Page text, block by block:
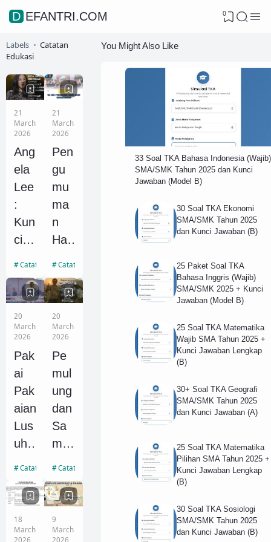
DEFANTRI.COM 0
Labels
Catatan
Edukasi
21
March
2026
Ang
ela
Lee
:
Kun
ci
erh
asil
Ada
Tek
ad
Catatan Edukasi
21
March
2026
Pen
gu
mu
ma
n
Has
Sel
eksi
ir
DB
Asr
am
a
YA
SO
P
Ang
kat
an
37
Catatan Edukasi
20
March
2026
Pak
ai
Pak
aian
Lus
uh
Rap
at
Wali
Catatan Edukasi
20
March
2026
Pe
mul
ung
dan
Sa
mp
Me
nca
ri
Har
Catatan Edukasi
18
March
2026
9
March
2026
You Might Also Like
33 Soal TKA Bahasa Indonesia (Wajib)
SMA/SMK Tahun 2025 dan Kunci
Jawaban (Model B)
30 Soal TKA Ekonomi
SMA/SMK Tahun 2025
dan Kunci Jawaban (B)
25 Paket Soal TKA
Bahasa Inggris (Wajib)
SMA/SMK 2025 + Kunci
Jawaban (Model B)
25 Soal TKA Matematika
Wajib SMA Tahun 2025 +
Kunci Jawaban Lengkap
(B)
30+ Soal TKA Geografi
SMA/SMK Tahun 2025
dan Kunci Jawaban (A)
25 Soal TKA Matematika
Pilihan SMA Tahun 2025 +
Kunci Jawaban Lengkap
(B)
30 Soal TKA Sosiologi
SMA/SMK Tahun 2025
dan Kunci Jawaban (B)